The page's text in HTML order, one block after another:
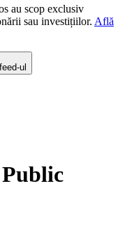
au scop exclusiv
sau investițiilor. Află
ul